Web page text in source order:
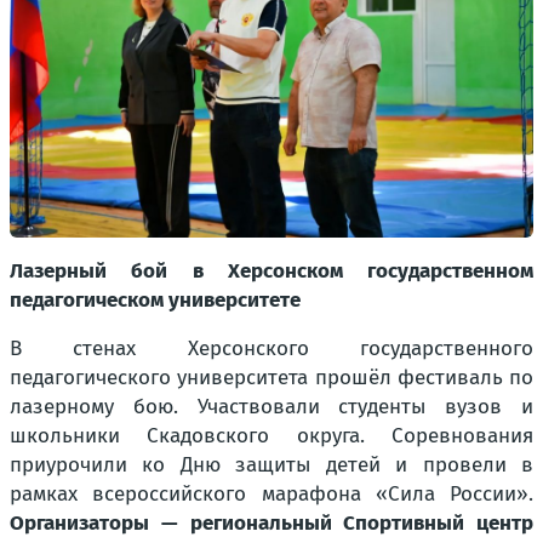
Лазерный бой в Херсонском государственном
педагогическом университете
В стенах Херсонского государственного
педагогического университета прошёл фестиваль по
лазерному бою. Участвовали студенты вузов и
школьники Скадовского округа. Соревнования
приурочили ко Дню защиты детей и провели в
рамках всероссийского марафона «Сила России».
Организаторы — региональный Спортивный центр